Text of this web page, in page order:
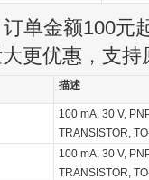
单金额100元
更优惠，支持
描述
100 mA, 30 V,
TRANSISTOR,
100 mA, 30 V,
TRANSISTOR,